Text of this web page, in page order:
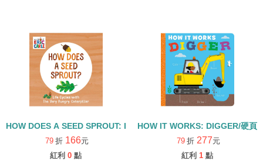
HOW DOES A SEED SPROUT: LIFE CYCLES WITH THE VERY
79 折 166元
紅利 0 點
HOW IT WORKS: DIGGER/硬頁
79 折 277元
紅利 1 點